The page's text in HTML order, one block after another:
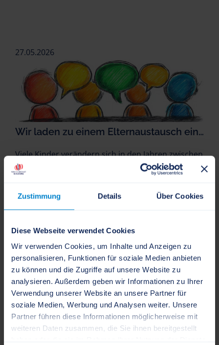
Zustimmung Details Über Cookies
Diese Webseite verwendet Cookies
Wir verwenden Cookies, um Inhalte und Anzeigen zu
personalisieren, Funktionen für soziale Medien anbieten
zu können und die Zugriffe auf unsere Website zu
analysieren. Außerdem geben wir Informationen zu Ihrer
Verwendung unserer Website an unsere Partner für
soziale Medien, Werbung und Analysen weiter. Unsere
Partner führen diese Informationen möglicherweise mit
weiteren Daten zusammen, die Sie ihnen bereitgestellt
27.05.2026
Wir laden zu einem Elternaustausch ein…
Viele Kinder verändern sich in den Jahren zwischen
der 5. und 7. Klasse spürbar. Wir möchten mit
13.02.2026